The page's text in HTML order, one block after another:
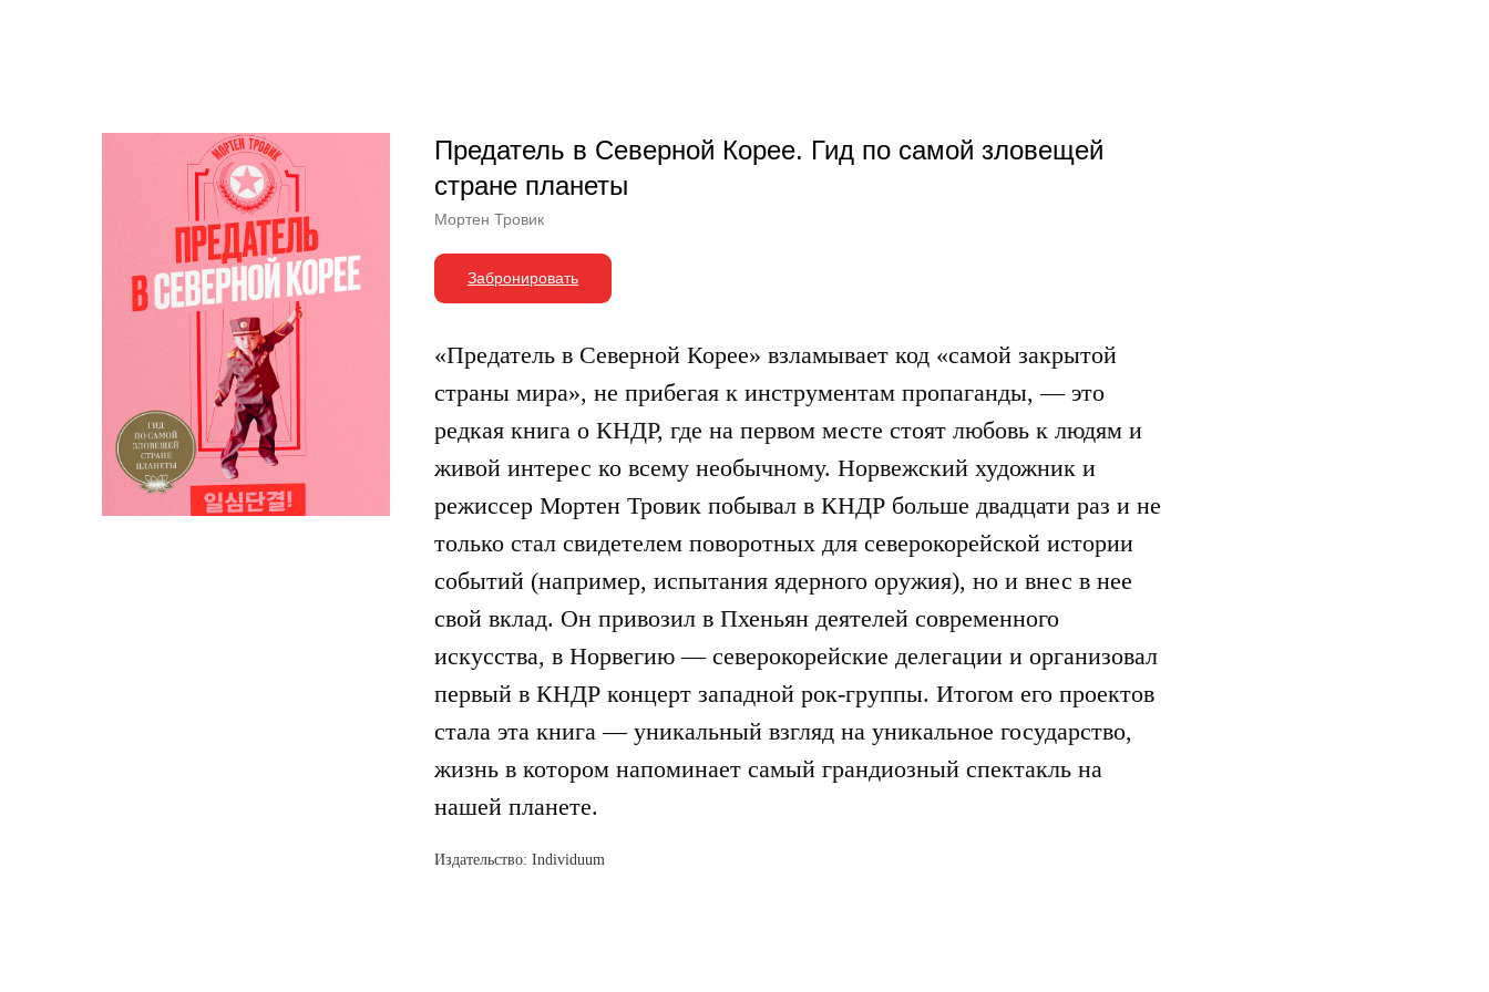
Предатель в Северной Корее. Гид по самой зловещей
стране планеты
Мортен Тровик
Забронировать
«Предатель в Северной Корее» взламывает код «самой закрытой
страны мира», не прибегая к инструментам пропаганды, — это
редкая книга о КНДР, где на первом месте стоят любовь к людям и
живой интерес ко всему необычному. Норвежский художник и
режиссер Мортен Тровик побывал в КНДР больше двадцати раз и не
только стал свидетелем поворотных для северокорейской истории
событий (например, испытания ядерного оружия), но и внес в нее
свой вклад. Он привозил в Пхеньян деятелей современного
искусства, в Норвегию — северокорейские делегации и организовал
первый в КНДР концерт западной рок-группы. Итогом его проектов
стала эта книга — уникальный взгляд на уникальное государство,
жизнь в котором напоминает самый грандиозный спектакль на
нашей планете.
Издательство: Individuum